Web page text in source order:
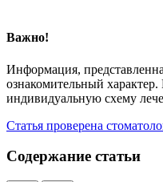
Важно!
Информация,
ознакомительный характер.
индивидуальную схему
Статья проверена
Содержание статьи